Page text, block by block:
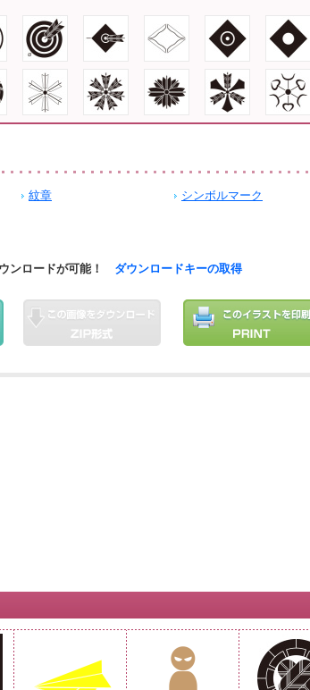
紋章
シンボルマーク
ンロードが可能！ ダウンロードキーの取得